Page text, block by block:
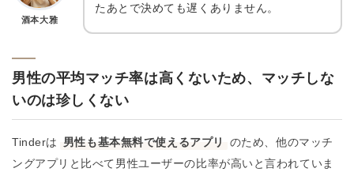
酒本大雅
たあとで決めても遅くありません。
男性の平均マッチ率は高くないため、マッチしな
いのは珍しくない
Tinderは 男性も基本無料で使えるアプリ
のため、他のマッチ
ングアプリと比べて男性ユーザーの比率が高いと言われていま